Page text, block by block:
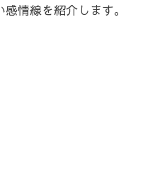
情線を紹介します。